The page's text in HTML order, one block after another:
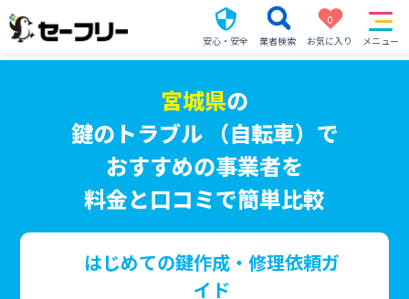
安心・安全 業者検索
0
お気に入り
メニュー
宮城県の
鍵のトラブル （自転車）で
おすすめの事業者を
料金と口コミで簡単比較
はじめての鍵作成・修理依頼ガ
イド